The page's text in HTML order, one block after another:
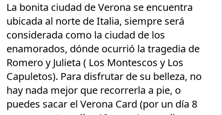
La bonita ciudad de Verona se encuentra
ubicada al norte de Italia, siempre será
considerada como la ciudad de los
enamorados, dónde ocurrió la tragedia de
Romero y Julieta ( Los Montescos y Los
Capuletos). Para disfrutar de su belleza, no
hay nada mejor que recorrerla a pie, o
puedes sacar el Verona Card (por un día 8